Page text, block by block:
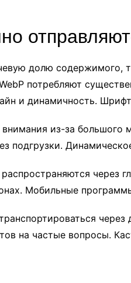
долю содержимого,
потребляют
и динамичность.
внимания из-за
подгрузки.
через
Мобильные
на частые вопросы.